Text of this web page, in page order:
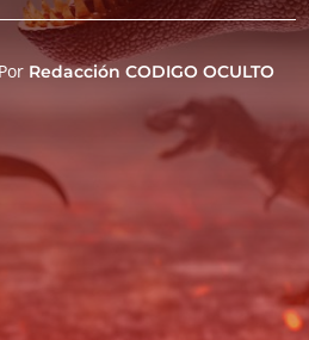
Por Redacción CODIGO OCULTO